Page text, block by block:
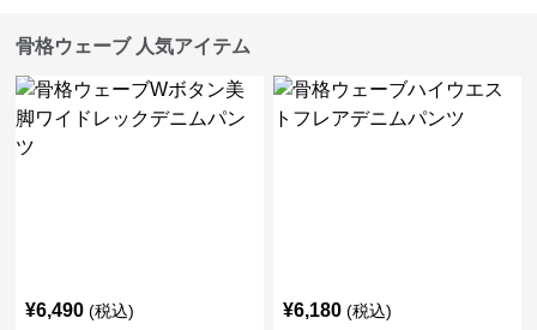
骨格ウェーブ 人気アイテム
¥6,490 (税込) ¥6,180 (税込)